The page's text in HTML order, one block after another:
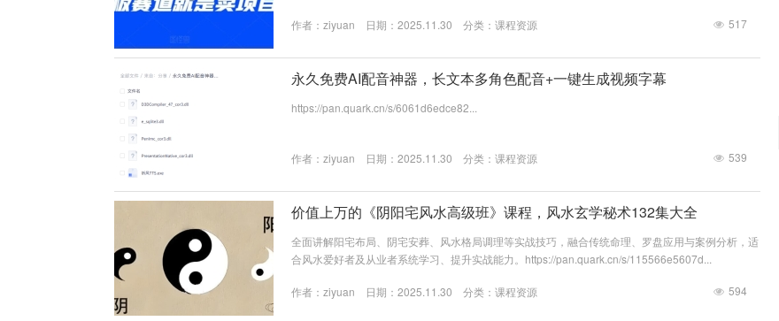
作者： ziyuan 日期：2025.11.30 分类： 课程资源 517
永久免费AI配音神器，长文本多角色配音+一键生成视频字幕
https://pan.quark.cn/s/6061d6edce82...
作者： ziyuan 日期：2025.11.30 分类： 课程资源 539
价值上万的《阴阳宅风水高级班》课程，风水玄学秘术132集大全
全面讲解阳宅布局、阴宅安葬、风水格局调理等实战技巧，融合传统命理、罗盘应用与案例分析，适
合风水爱好者及从业者系统学习、提升实战能力。https://pan.quark.cn/s/115566e5607d...
作者： ziyuan 日期：2025.11.30 分类： 课程资源 594